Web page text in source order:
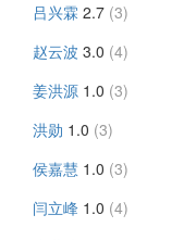
吕兴霖 2.7 (3)
赵云波 3.0 (4)
姜洪源 1.0 (3)
洪勋 1.0 (3)
侯嘉慧 1.0 (3)
闫立峰 1.0 (4)